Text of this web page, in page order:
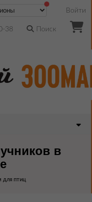
Войти
38 Поиск
в
птиц